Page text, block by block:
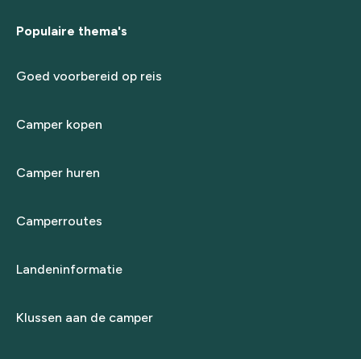
Populaire thema's
Goed voorbereid op reis
Camper kopen
Camper huren
Camperroutes
Landeninformatie
Klussen aan de camper